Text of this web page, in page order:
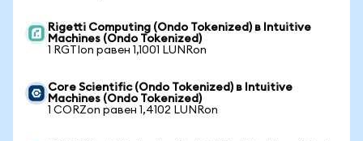
Rigetti Computing (Ondo Tokenized) в Intuitive
Machines (Ondo Tokenized)
1 RGTIon равен 1,1001 LUNRon
Core Scientific (Ondo Tokenized) в Intuitive
Machines (Ondo Tokenized)
1 CORZon равен 1,4102 LUNRon